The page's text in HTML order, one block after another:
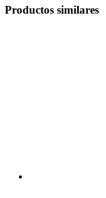
Productos similares